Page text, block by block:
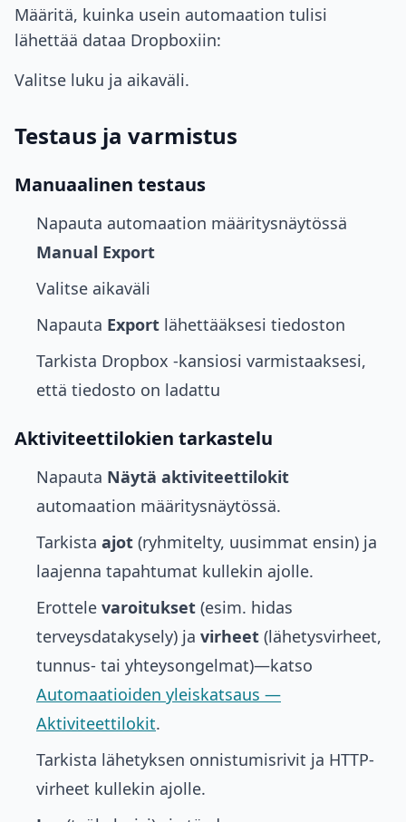
Määritä, kuinka usein automaation tulisi
lähettää dataa Dropboxiin:
Valitse luku ja aikaväli.
Testaus ja varmistus
Manuaalinen testaus
Napauta automaation määritysnäytössä
Manual Export
Valitse aikaväli
Napauta Export lähettääksesi tiedoston
Tarkista Dropbox -kansiosi varmistaaksesi,
että tiedosto on ladattu
Aktiviteettilokien tarkastelu
Napauta Näytä aktiviteettilokit
automaation määritysnäytössä.
Tarkista ajot (ryhmitelty, uusimmat ensin) ja
laajenna tapahtumat kullekin ajolle.
Erottele varoitukset (esim. hidas
terveysdatakysely) ja virheet (lähetysvirheet,
tunnus- tai yhteysongelmat)—katso
Automaatioiden yleiskatsaus —
Aktiviteettilokit.
Tarkista lähetyksen onnistumisrivit ja HTTP-
virheet kullekin ajolle.